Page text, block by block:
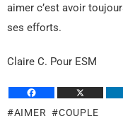
aimer c’est avoir
ses efforts.
Claire C. Pour ESM
AIMER COUPLE